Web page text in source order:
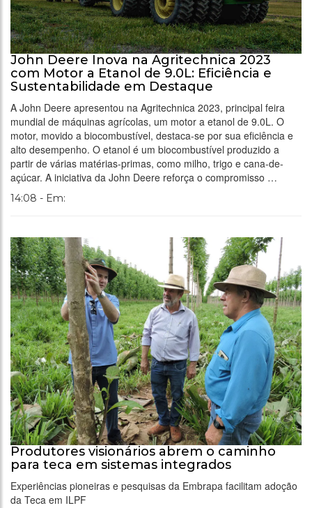
John Deere Inova na Agritechnica 2023
com Motor a Etanol de 9.0L: Eficiência e
Sustentabilidade em Destaque
A John Deere apresentou na Agritechnica 2023, principal feira
mundial de máquinas agrícolas, um motor a etanol de 9.0L. O
motor, movido a biocombustível, destaca-se por sua eficiência e
alto desempenho. O etanol é um biocombustível produzido a
partir de várias matérias-primas, como milho, trigo e cana-de-
açúcar. A iniciativa da John Deere reforça o compromisso …
14:08 - Em:
Produtores visionários abrem o caminho
para teca em sistemas integrados
Experiências pioneiras e pesquisas da Embrapa facilitam adoção
da Teca em ILPF